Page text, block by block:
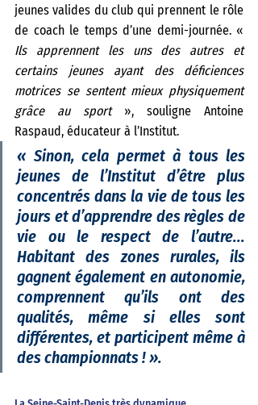
jeunes valides du club qui prennent le rôle
de coach le temps d’une demi-journée. «
Ils apprennent les uns des autres et
certains jeunes ayant des déficiences
motrices se sentent mieux physiquement
grâce au sport », souligne Antoine
Raspaud, éducateur à l’Institut.
« Sinon, cela permet à tous les
jeunes de l’Institut d’être plus
concentrés dans la vie de tous les
jours et d’apprendre des règles de
vie ou le respect de l’autre...
Habitant des zones rurales, ils
gagnent également en autonomie,
comprennent qu’ils ont des
qualités, même si elles sont
différentes, et participent même à
des championnats ! ».